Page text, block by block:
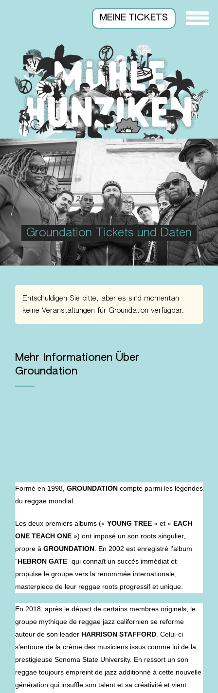
MEINE TICKETS
Suchen
Groundation Tickets und Daten
Entschuldigen Sie bitte, aber es sind momentan
keine Veranstaltungen für Groundation verfügbar.
Mehr Informationen Über
Groundation
Formé en 1998, GROUNDATION compte parmi les légendes
du reggae mondial.
Les deux premiers albums (« YOUNG TREE » et « EACH
ONE TEACH ONE ») ont imposé un son roots singulier,
propre à GROUNDATION. En 2002 est enregistré l’album
“HEBRON GATE” qui connaît un succès immédiat et
propulse le groupe vers la renommée internationale,
masterpiece de leur reggae roots progressif et unique.
En 2018, après le départ de certains membres originels, le
groupe mythique de reggae jazz californien se reforme
autour de son leader HARRISON STAFFORD. Celui-ci
s’entoure de la crème des musiciens issus comme lui de la
prestigieuse Sonoma State University. En ressort un son
reggae toujours empreint de jazz additionné à cette nouvelle
génération qui insuffle son talent et sa créativité et vient